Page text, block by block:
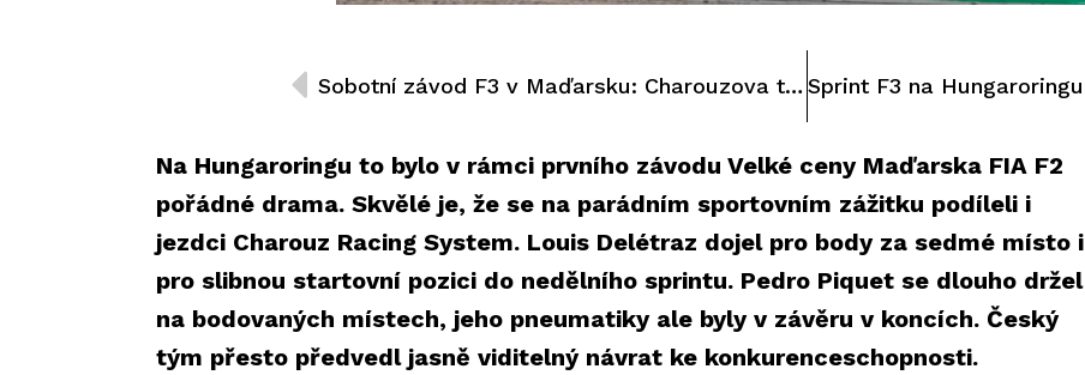
Sobotní závod F3 v Maďarsku: Charouzova trojice obětí kvalifikační smůly
Na Hungaroringu to bylo v rámci prvního závodu Velké ceny Maďarska FIA F2
pořádné drama. Skvělé je, že se na parádním sportovním zážitku podíleli i
jezdci Charouz Racing System. Louis Delétraz dojel pro body za sedmé místo i
pro slibnou startovní pozici do nedělního sprintu. Pedro Piquet se dlouho držel
na bodovaných místech, jeho pneumatiky ale byly v závěru v koncích. Český
tým přesto předvedl jasně viditelný návrat ke konkurenceschopnosti.